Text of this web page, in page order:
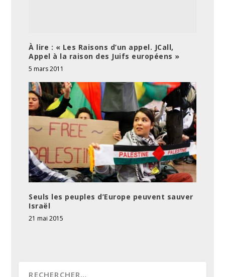
À lire : « Les Raisons d’un appel. JCall,
Appel à la raison des Juifs européens »
5 mars 2011
Seuls les peuples d’Europe peuvent sauver
Israël
21 mai 2015